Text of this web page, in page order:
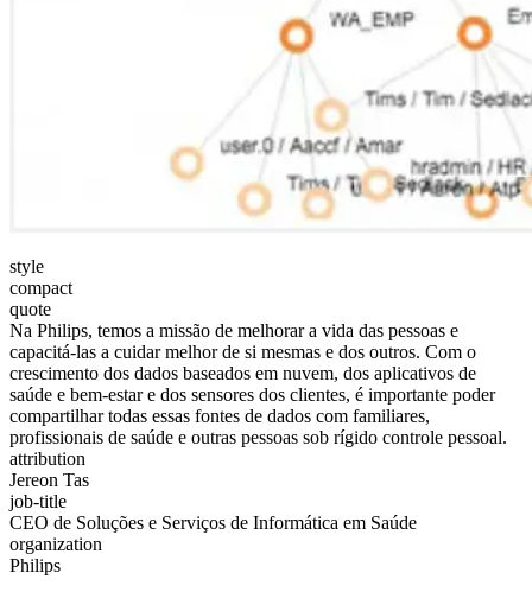
style
compact
quote
Na Philips, temos a missão de melhorar a vida das pessoas e
capacitá-las a cuidar melhor de si mesmas e dos outros. Com o
crescimento dos dados baseados em nuvem, dos aplicativos de
saúde e bem-estar e dos sensores dos clientes, é importante poder
compartilhar todas essas fontes de dados com familiares,
profissionais de saúde e outras pessoas sob rígido controle pessoal.
attribution
Jereon Tas
job-title
CEO de Soluções e Serviços de Informática em Saúde
organization
Philips